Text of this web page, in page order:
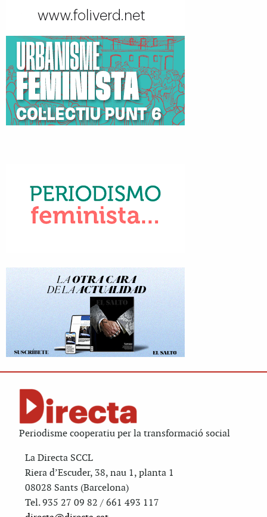
Periodisme cooperatiu per la transformació social
La Directa SCCL
Riera d’Escuder, 38, nau 1, planta 1
08028 Sants (Barcelona)
Tel. 935 27 09 82 / 661 493 117